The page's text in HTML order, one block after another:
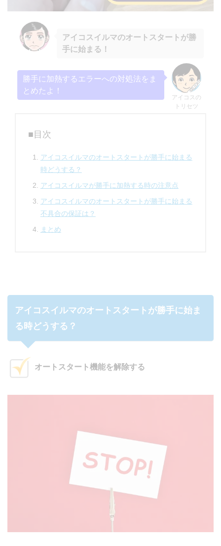
アイコスイルマのオートスタートが勝
手に始まる！
アイコスの
トリセツ
勝手に加熱するエラーへの対処法をま
とめたよ！
■目次
アイコスイルマのオートスタートが勝手に始まる
時どうする？
アイコスイルマが勝手に加熱する時の注意点
アイコスイルマのオートスタートが勝手に始まる
不具合の保証は？
まとめ
アイコスイルマのオートスタートが勝手に始ま
る時どうする？
オートスタート機能を解除する